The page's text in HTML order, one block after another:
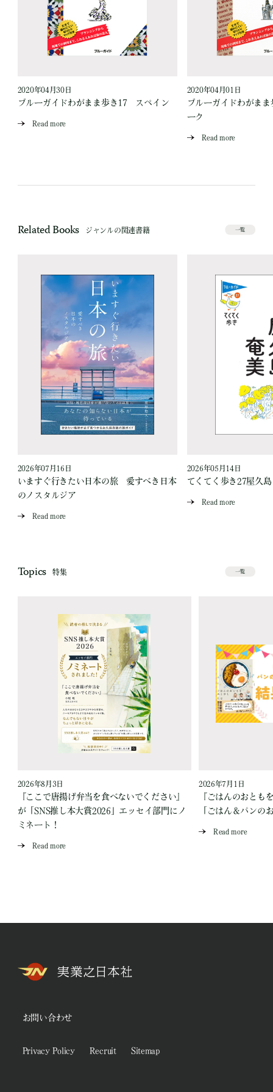
2020年04月30日
ブルーガイドわがまま歩き17 スペイン
Read more
2020年04月01日
ブルーガイドわがま
ーク
Read more
Related Books ジャンルの関連書籍 一覧
2026年07月16日
いますぐ行きたい日本の旅 愛すべき日本
のノスタルジア
Read more
2026年05月14日
てくてく歩き27屋久
Read more
Topics 特集 一覧
2026年8月3日
『ここで唐揚げ弁当を食べないでください』
が「SNS推し本大賞2026」エッセイ部門にノ
ミネート！
Read more
2026年7月1日
『ごはんのおとも
「ごはん＆パンの
Read more
お問い合わせ
Privacy Policy Recruit Sitemap